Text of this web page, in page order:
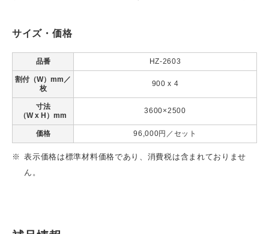
サイズ・価格
品番 HZ-2603
割付（W）mm／
枚
900 x 4
寸法
（W x H）mm
3600×2500
価格 96,000円／セット
表示価格は標準材料価格であり、消費税は含まれておりませ
ん。